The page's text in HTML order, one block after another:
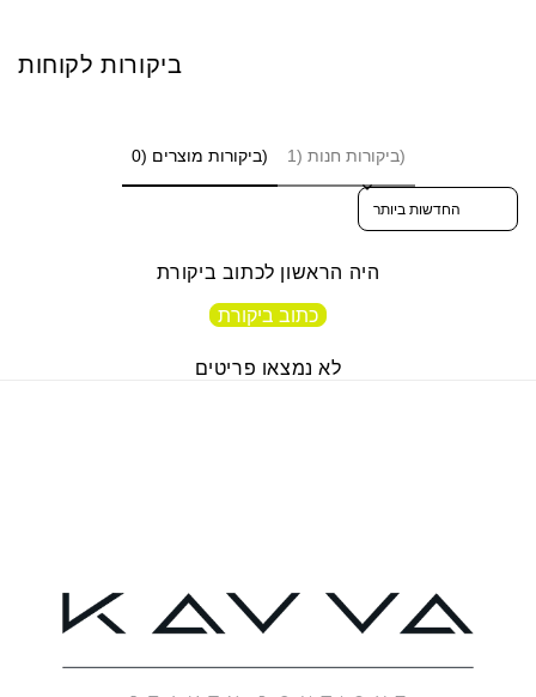
ביקורות לקוחות
ביקורות מוצרים (0) ביקורות חנות (1)
Sort reviews by
היה הראשון לכתוב ביקורת
כתוב ביקורת
לא נמצאו פריטים